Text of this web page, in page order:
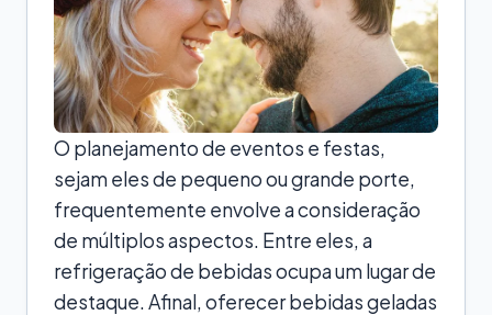
O planejamento de eventos e festas,
sejam eles de pequeno ou grande porte,
frequentemente envolve a consideração
de múltiplos aspectos. Entre eles, a
refrigeração de bebidas ocupa um lugar de
destaque. Afinal, oferecer bebidas geladas